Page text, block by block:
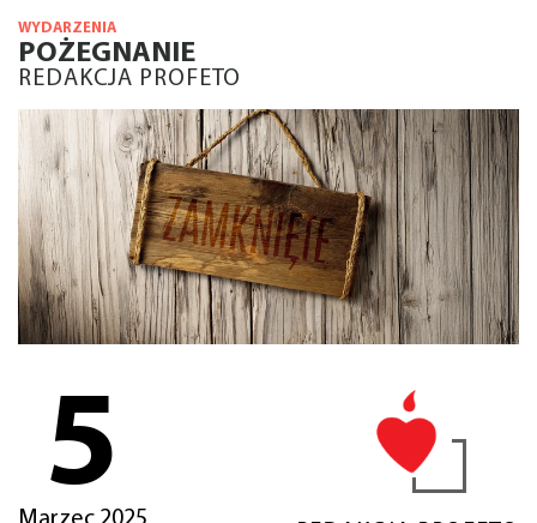
WYDARZENIA
POŻEGNANIE
REDAKCJA PROFETO
5